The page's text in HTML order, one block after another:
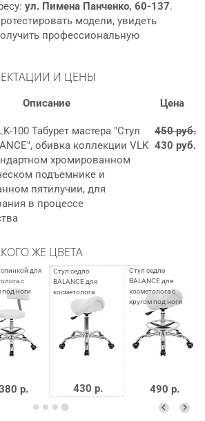
ул. Пимена Панченко, 60-137.
модели, увидеть
профессиональную
И ЦЕНЫ
Описание Цена
100 Табурет мастера "Стул
обивка коллекции VLK
хромированном
подъемнике и
пятилучии, для
в процессе
450 руб.
430 руб.
ЖЕ ЦВЕТА
р. 430 р. 490 р.